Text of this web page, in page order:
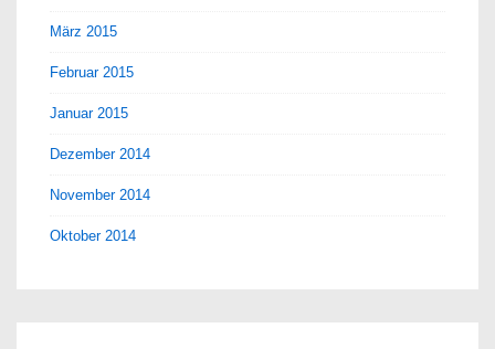
März 2015
Februar 2015
Januar 2015
Dezember 2014
November 2014
Oktober 2014